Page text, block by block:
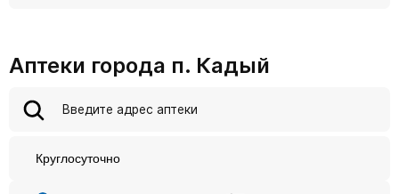
Аптеки города п. Кадый
Круглосуточно